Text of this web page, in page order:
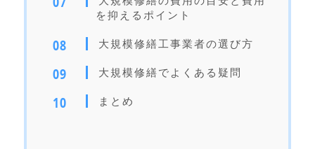
を抑えるポイント
大規模修繕工事業者の選び方
大規模修繕でよくある疑問
まとめ